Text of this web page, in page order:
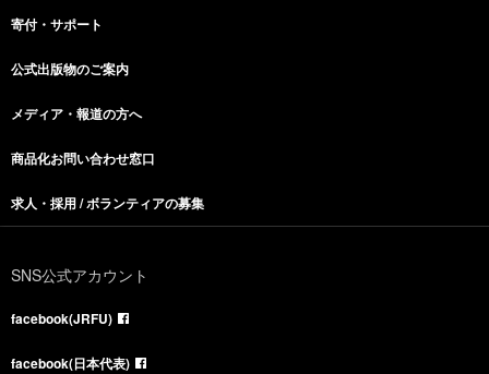
寄付・サポート
公式出版物のご案内
メディア・報道の方へ
商品化お問い合わせ窓口
求人・採用 / ボランティアの募集
SNS公式アカウント
facebook(JRFU)
facebook(日本代表)